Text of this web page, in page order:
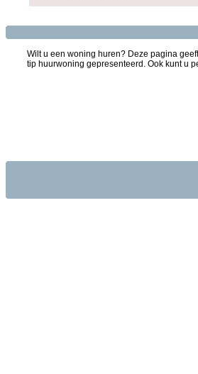
Wilt u een woning huren? Deze pagina
tip huurwoning gepresenteerd. Ook kunt u